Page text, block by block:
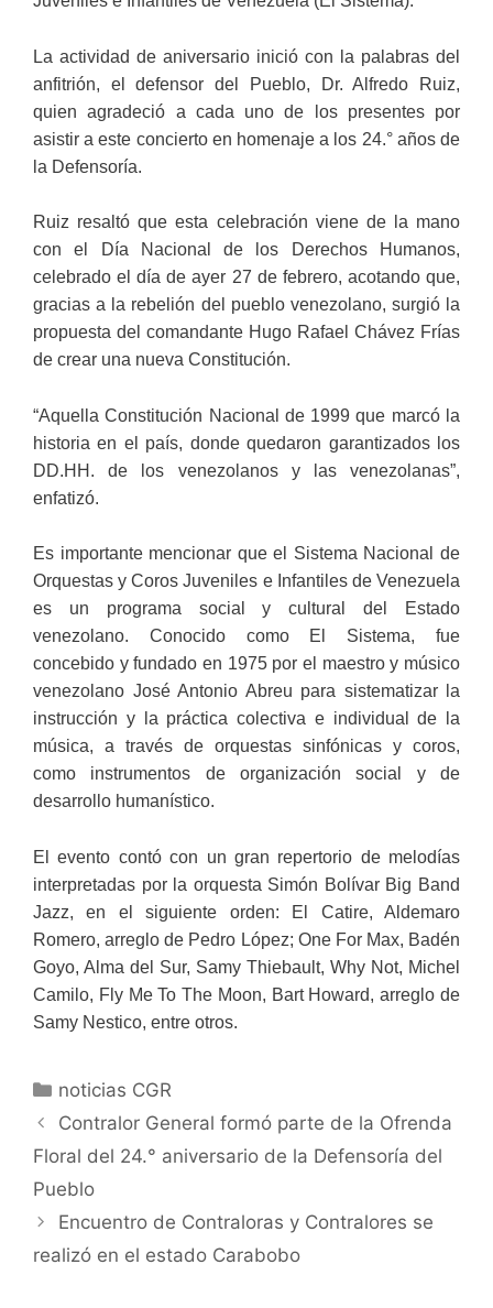
La actividad de aniversario inició con la palabras del
anfitrión, el defensor del Pueblo, Dr. Alfredo Ruiz,
quien agradeció a cada uno de los presentes por
asistir a este concierto en homenaje a los 24.° años de
la Defensoría.
Ruiz resaltó que esta celebración viene de la mano
con el Día Nacional de los Derechos Humanos,
celebrado el día de ayer 27 de febrero, acotando que,
gracias a la rebelión del pueblo venezolano, surgió la
propuesta del comandante Hugo Rafael Chávez Frías
de crear una nueva Constitución.
“Aquella Constitución Nacional de 1999 que marcó la
historia en el país, donde quedaron garantizados los
DD.HH. de los venezolanos y las venezolanas”,
enfatizó.
Es importante mencionar que el Sistema Nacional de
Orquestas y Coros Juveniles e Infantiles de Venezuela
es un programa social y cultural del Estado
venezolano. Conocido como El Sistema, fue
concebido y fundado en 1975 por el maestro y músico
venezolano José Antonio Abreu para sistematizar la
instrucción y la práctica colectiva e individual de la
música, a través de orquestas sinfónicas y coros,
como instrumentos de organización social y de
desarrollo humanístico.
El evento contó con un gran repertorio de melodías
interpretadas por la orquesta Simón Bolívar Big Band
Jazz, en el siguiente orden: El Catire, Aldemaro
Romero, arreglo de Pedro López; One For Max, Badén
Goyo, Alma del Sur, Samy Thiebault, Why Not, Michel
Camilo, Fly Me To The Moon, Bart Howard, arreglo de
Samy Nestico, entre otros.
noticias CGR
Contralor General formó parte de la Ofrenda
Floral del 24.° aniversario de la Defensoría del
Pueblo
Encuentro de Contraloras y Contralores se
realizó en el estado Carabobo